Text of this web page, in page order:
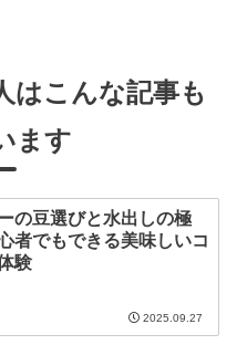
はこんな記事も
ます
の豆選びと水出しの極
者でもできる美味しいコ
験
2025.09.27